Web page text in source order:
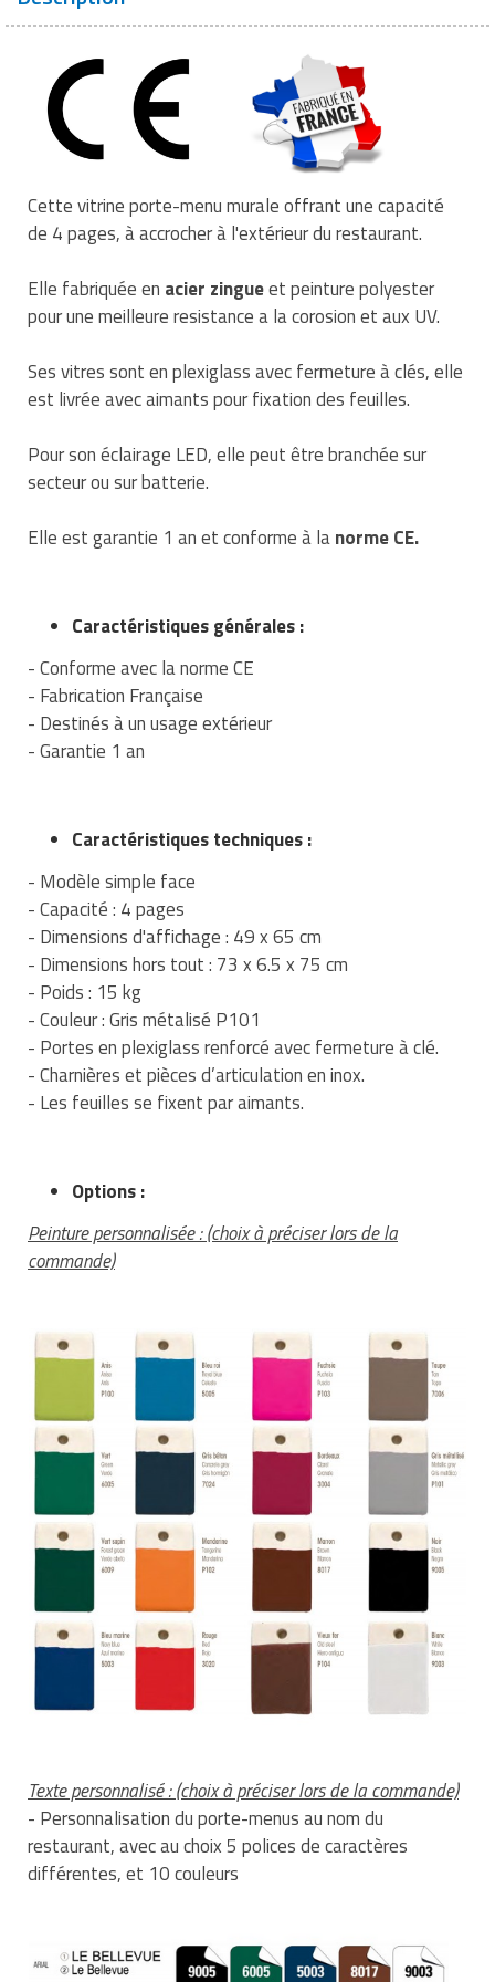
Ustensile cuisine professionnel
Vêtements personnalisés
Vitrines pour magasin
Traitement de l'air
Traitement des eaux
Trancheuse professionnelle
Tubes et profilés
Tuyau flexible
Tuyau galvanisé
Tuyau renforcé
Tapis de bureau
Tapis et caillebotis
Traitement des surfaces
Vestiaires et casiers
Equipements de football
Equipements de karting
Equipements pour patinage
Equipements pour skateboard
Equipements pour stade et terrain
sportif
Loisirs
Matériel de fitness
Vêtement sportif
Pétrin professionnel
Piano de cuisson
Plats et plateaux
Portes commandes restaurant
Présentoir pour restaurant
Réchaud professionnel
Réfrigérateur professionnel
Robinetterie professionnelle
Rôtisserie professionnelle
Table de cuisson professionnelle
Tables de préparation réfrigérées
Ustensile de cuisine
Vitrines réfrigérées
Cettevitrine porte-menu murale offrant une capacité
de 4 pages, à accrocher à l'extérieur du restaurant.
Elle fabriquée en acier zingueet peinture polyester
pour une meilleure resistance a la corosion et aux UV.
Ses vitres sont en plexiglass avec fermeture à clés, elle
est livrée avec aimants pour fixation des feuilles.
Pour son éclairage LED, elle peut être branchée sur
secteur ou sur batterie.
Elle est garantie 1 an et conforme à lanorme CE.
Caractéristiques générales :
- Conforme avec la norme CE
- Fabrication Française
- Destinés à un usage extérieur
- Garantie 1 an
Caractéristiques techniques :
- Modèle simple face
- Capacité : 4 pages
- Dimensions d'affichage : 49 x 65 cm
- Dimensions hors tout : 73 x 6.5 x 75 cm
- Poids : 15 kg
- Couleur : Gris métalisé P101
- Portes en plexiglass renforcé avec fermeture à clé.
- Charnières et pièces d’articulation en inox.
- Les feuilles se fixent par aimants.
Options :
Peinture personnalisée : (choix à préciser lors de la
commande)
Texte personnalisé :(choix à préciser lors de la commande)
- Personnalisation du porte-menus au nom du
restaurant, avec au choix 5 polices de caractères
différentes, et 10 couleurs